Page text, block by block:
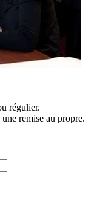
régulier.
remise au propre.